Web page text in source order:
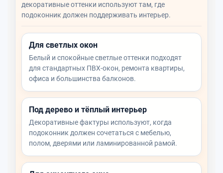
декоративные оттенки используют там, где
подоконник должен поддерживать интерьер.
Для светлых окон
Белый и спокойные светлые оттенки подходят
для стандартных ПВХ-окон, ремонта квартиры,
офиса и большинства балконов.
Под дерево и тёплый интерьер
Декоративные фактуры используют, когда
подоконник должен сочетаться с мебелью,
полом, дверями или ламинированной рамой.